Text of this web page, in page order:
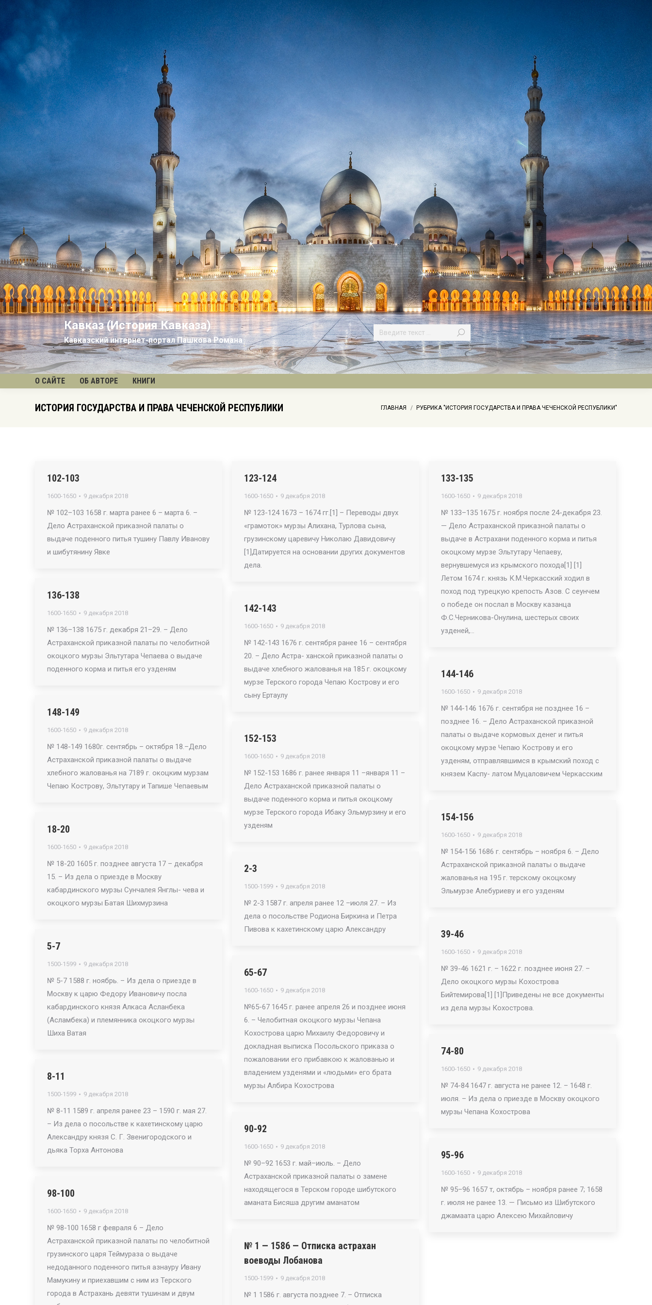
Кавказ (История Кавказа)
Кавказский интернет-портал Пашкова Романа
О САЙТЕ ОБ АВТОРЕ КНИГИ
ИСТОРИЯ ГОСУДАРСТВА И ПРАВА ЧЕЧЕНСКОЙ РЕСПУБЛИКИ Вы здесь:
ГЛАВНАЯ РУБРИКА "ИСТОРИЯ ГОСУДАРСТВА И ПРАВА ЧЕЧЕНСКОЙ РЕСПУБЛИКИ"
102-103
1600-1650 9 декабря 2018
№ 102–103 1658 г. марта ранее 6 – марта 6. –
Дело Астраханской приказной палаты о
выдаче поденного питья тушину Павлу Иванову
и шибутянину Явке
123-124
1600-1650 9 декабря 2018
№ 123-124 1673 – 1674 гг.[1] – Переводы двух
«грамоток» мурзы Алихана, Турлова сына,
грузинскому царевичу Николаю Давидовичу
[1]Датируется на основании других документов
дела.
133-135
1600-1650 9 декабря 2018
№ 133–135 1675 г. ноября после 24-декабря 23.
— Дело Астраханской приказной палаты о
выдаче в Астрахани поденного корма и питья
окоцкому мурзе Эльтутару Чепаеву,
вернувшемуся из крымского похода[1] [1]
Летом 1674 г. князь К.М.Черкасский ходил в
поход под турецкую крепость Азов. С сеунчем
о победе он послал в Москву казанца
Ф.С.Черникова-Онулина, шестерых своих
узденей,…
136-138
1600-1650 9 декабря 2018
№ 136–138 1675 г. декабря 21–29. – Дело
Астраханской приказной палаты по челобитной
окоцкого мурзы Эльтутара Чепаева о выдаче
поденного корма и питья его узденям
142-143
1600-1650 9 декабря 2018
№ 142-143 1676 г. сентября ранее 16 – сентября
20. – Дело Астра- ханской приказной палаты о
выдаче хлебного жалованья на 185 г. окоцкому
мурзе Терского города Чепаю Кострову и его
сыну Ертаулу
144-146
1600-1650 9 декабря 2018
№ 144-146 1676 г. сентября не позднее 16 –
позднее 16. – Дело Астраханской приказной
палаты о выдаче кормовых денег и питья
окоцкому мурзе Чепаю Кострову и его
узденям, отправлявшимся в крымский поход с
князем Каспу- латом Муцаловичем Черкасским
148-149
1600-1650 9 декабря 2018
№ 148-149 1680г. сентябрь – октября 18.–Дело
Астраханской приказной палаты о выдаче
хлебного жалованья на 7189 г. окоцким мурзам
Чепаю Кострову, Эльтутару и Тапише Чепаевым
152-153
1600-1650 9 декабря 2018
№ 152-153 1686 г. ранее января 11 –января 11 –
Дело Астраханской приказной палаты о
выдаче поденного корма и питья окоцкому
мурзе Терского города Ибаку Эльмурзину и его
узденям
154-156
1600-1650 9 декабря 2018
№ 154-156 1686 г. сентябрь – ноября 6. – Дело
Астраханской приказной палаты о выдаче
жалованья на 195 г. терскому окоцкому
Эльмурзе Алебуриеву и его узденям
18-20
1600-1650 9 декабря 2018
№ 18-20 1605 г. позднее августа 17 – декабря
15. – Из дела о приезде в Москву
кабардинского мурзы Сунчалея Янглы- чева и
окоцкого мурзы Батая Шихмурзина
2-3
1500-1599 9 декабря 2018
№ 2-3 1587 г. апреля ранее 12 –июля 27. – Из
дела о посольстве Родиона Биркина и Петра
Пивова к кахетинскому царю Александру
39-46
1600-1650 9 декабря 2018
№ 39-46 1621 г. – 1622 г. позднее июня 27. –
Дело окоцкого мурзы Кохострова
Бийтемирова[1] [1]Приведены не все документы
из дела мурзы Кохострова.
5-7
1500-1599 9 декабря 2018
№ 5-7 1588 г. ноябрь. – Из дела о приезде в
Москву к царю Федору Ивановичу посла
кабардинского князя Алкаса Асланбека
(Асламбека) и племянника окоцкого мурзы
Шиха Ватая
65-67
1600-1650 9 декабря 2018
№65-67 1645 г. ранее апреля 26 и позднее июня
6. – Челобитная окоцкого мурзы Чепана
Кохострова царю Михаилу Федоровичу и
докладная выписка Посольского приказа о
пожаловании его прибавкою к жалованью и
владением узденями и «людьми» его брата
мурзы Албира Кохострова
74-80
1600-1650 9 декабря 2018
№ 74-84 1647 г. августа не ранее 12. – 1648 г.
июля. – Из дела о приезде в Москву окоцкого
мурзы Чепана Кохострова
8-11
1500-1599 9 декабря 2018
№ 8-11 1589 г. апреля ранее 23 – 1590 г. мая 27.
– Из дела о посольстве к кахетинскому царю
Александру князя С. Г. Звенигородского и
дьяка Торха Антонова
90-92
1600-1650 9 декабря 2018
№ 90–92 1653 г. май–июль. – Дело
Астраханской приказной палаты о замене
находящегося в Терском городе шибутского
аманата Бисяша другим аманатом
95-96
1600-1650 9 декабря 2018
№ 95–96 1657 т, октябрь – ноября ранее 7; 1658
г. июля не ранее 13. — Письмо из Шибутского
джамаата царю Алексею Михайловичу
98-100
1600-1650 9 декабря 2018
№ 98-100 1658 г февраля 6 – Дело
Астраханской приказной палаты по челобитной
грузинского царя Теймураза о выдаче
недоданного поденного питья азнауру Ивану
Мамукину и приехавшим с ним из Терского
города в Астрахань девяти тушинам и двум
№ 1 — 1586 — Отписка астрахан
воеводы Лобанова
1500-1599 9 декабря 2018
№ 1 1586 г. августа позднее 7. – Отписка